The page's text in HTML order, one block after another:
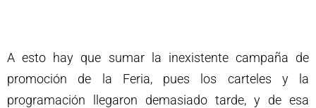
A esto hay que sumar la inexistente campaña de
promoción de la Feria, pues los carteles y la
programación llegaron demasiado tarde, y de esa